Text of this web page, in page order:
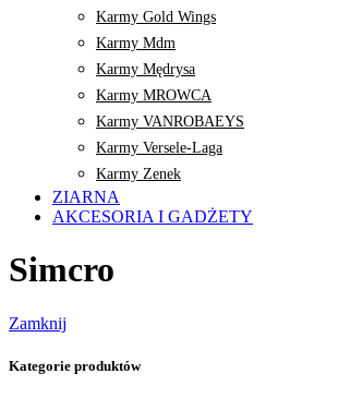
Karmy Gold Wings
Karmy Mdm
Karmy Mędrysa
Karmy MROWCA
Karmy VANROBAEYS
Karmy Versele-Laga
Karmy Zenek
ZIARNA
AKCESORIA I GADŻETY
Simcro
Zamknij
Kategorie produktów